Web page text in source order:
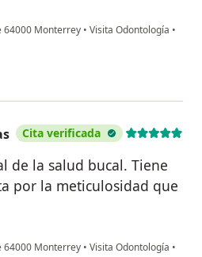
64000 Monterrey • Visita Odontología •
Cita verificada
de la salud bucal. Tiene
por la meticulosidad que
64000 Monterrey • Visita Odontología •